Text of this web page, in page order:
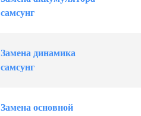
самсунг
Замена динамика
самсунг
Замена основной